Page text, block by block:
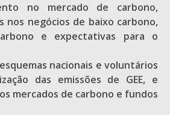
no mercado de carbono,
nos negócios de baixo carbono,
e expectativas para o
nacionais e voluntários
das emissões de GEE, e
mercados de carbono e fundos